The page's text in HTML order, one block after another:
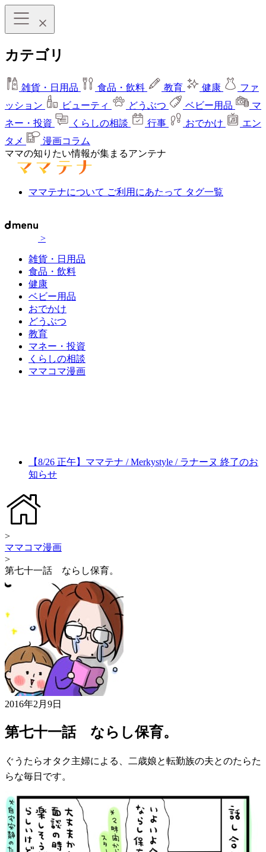
カテゴリ
雑貨・日用品 食品・飲料 教育 健康
ファ
ッション
ビューティ どうぶつ ベビー用品
マ
ネー・投資
くらしの相談 行事 おでかけ
エン
タメ
漫画コラム
ママの知りたい情報が集まるアンテナ
ママテナについて ご利用にあたって タグ一覧
>
雑貨・日用品
食品・飲料
健康
ベビー用品
おでかけ
どうぶつ
教育
マネー・投資
くらしの相談
ママコマ漫画
【8/26 正午】ママテナ / Merkystyle / ラナーヌ 終了のお
知らせ
>
ママコマ漫画
>
第七十一話 ならし保育。
2016年2月9日
第七十一話 ならし保育。
ぐうたらオタク主婦による、二歳娘と転勤族の夫とのたらた
らな毎日です。